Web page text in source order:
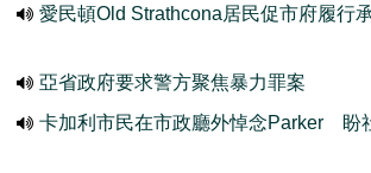
愛民頓Old Strathcona居民促市府履行
亞省政府要求警方聚焦暴力罪案
卡加利市民在市政廳外悼念Parker 盼